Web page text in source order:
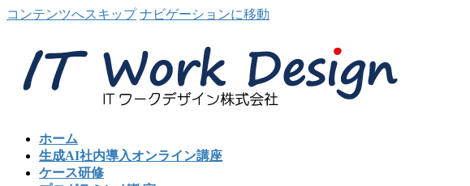
コンテンツへスキップ ナビゲーションに移動
ホーム
生成AI社内導入オンライン講座
ケース研修